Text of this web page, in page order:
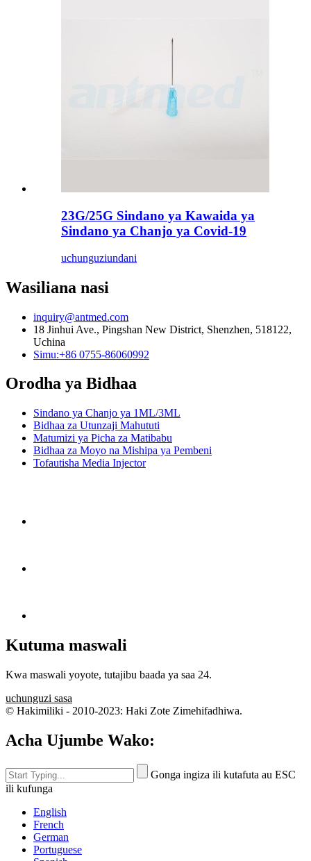
23G/25G Sindano ya Kawaida ya
Sindano ya Chanjo ya Covid-19
uchunguziundani
Wasiliana nasi
inquiry@antmed.com
18 Jinhui Ave., Pingshan New District, Shenzhen, 518122,
Uchina
Simu:+86 0755-86060992
Orodha ya Bidhaa
Sindano ya Chanjo ya 1ML/3ML
Bidhaa za Utunzaji Mahututi
Matumizi ya Picha za Matibabu
Bidhaa za Moyo na Mishipa ya Pembeni
Tofautisha Media Injector
Kutuma maswali
Kwa maswali yoyote, tutajibu baada ya saa 24.
uchunguzi sasa
© Hakimiliki - 2010-2023: Haki Zote Zimehifadhiwa.
Acha Ujumbe Wako:
Gonga ingiza ili kutafuta au ESC
ili kufunga
English
French
German
Portuguese